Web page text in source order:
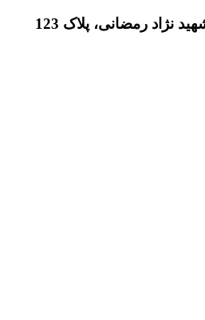
نژاد رمضانی، پلاک 123